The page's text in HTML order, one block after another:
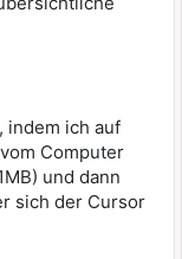
indem ich auf
Computer
und dann
sich der Cursor